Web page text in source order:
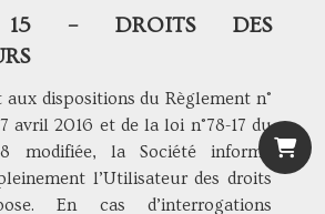
15 – DROITS DES
dispositions du Règlement n°
avril 2016 et de la loi n°78-17 du
modifiée, la Société informe
l’Utilisateur des droits
En cas d’interrogations